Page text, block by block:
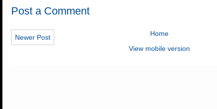
Post a Comment
Newer Post
Home
View mobile version